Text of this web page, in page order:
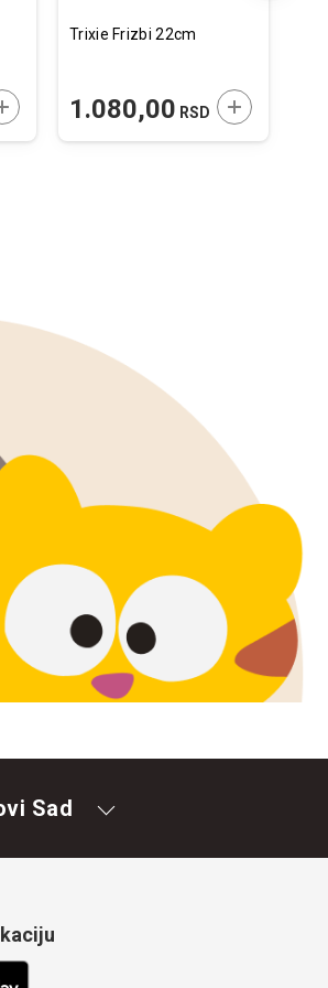
U KORPU
Trixie Frizbi 22cm
1.080,00 RSD DODAJTE U
Sad